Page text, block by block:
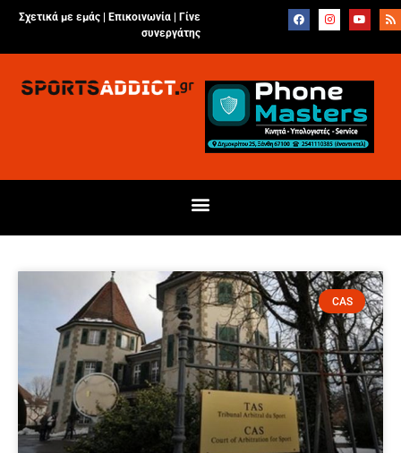
Σχετικά με εμάς | Επικοινωνία
Γίνε
συνεργάτης
CAS